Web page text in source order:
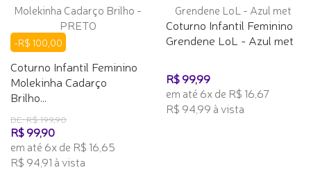
-R$ 100,00
Coturno Infantil Feminino
Molekinha Cadarço
Brilho...
DE: R$ 199,90
R$ 99,90
em até 6x de R$ 16,65
R$ 94,91 à vista
Coturno Infantil Feminino
Grendene LoL - Azul met
R$ 99,99
em até 6x de R$ 16,67
R$ 94,99 à vista